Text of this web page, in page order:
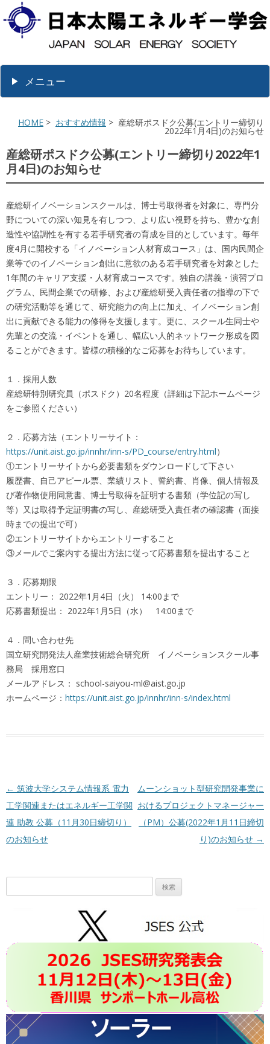
メニュー
HOME > おすすめ情報 > 産総研ポスドク公募(エントリー締切り
2022年1月4日)のお知らせ
産総研ポスドク公募(エントリー締切り2022年1
月4日)のお知らせ
産総研イノベーションスクールは、博士号取得者を対象に、専門分
野についての深い知見を有しつつ、より広い視野を持ち、豊かな創
造性や協調性を有する若手研究者の育成を目的としています。毎年
度4月に開校する「イノベーション人材育成コース」は、国内民間企
業等でのイノベーション創出に意欲のある若手研究者を対象とした
1年間のキャリア支援・人材育成コースです。独自の講義・演習プロ
グラム、民間企業での研修、および産総研受入責任者の指導の下で
の研究活動等を通じて、研究能力の向上に加え、イノベーション創
出に貢献できる能力の修得を支援します。更に、スクール生同士や
先輩との交流・イベントを通し、幅広い人的ネットワーク形成を図
ることができます。皆様の積極的なご応募をお待ちしています。
１．採用人数
産総研特別研究員（ポスドク）20名程度（詳細は下記ホームページ
をご参照ください）
２．応募方法（エントリーサイト：
https://unit.aist.go.jp/innhr/inn-s/PD_course/entry.html）
①エントリーサイトから必要書類をダウンロードして下さい
履歴書、自己アピール票、業績リスト、誓約書、肖像、個人情報及
び著作物使用同意書、博士号取得を証明する書類（学位記の写し
等）又は取得予定証明書の写し、産総研受入責任者の確認書（面接
時までの提出で可）
②エントリーサイトからエントリーすること
③メールでご案内する提出方法に従って応募書類を提出すること
３．応募期限
エントリー： 2022年1月4日（火） 14:00まで
応募書類提出： 2022年1月5日（水） 14:00まで
４．問い合わせ先
国立研究開発法人産業技術総合研究所 イノベーションスクール事
務局 採用窓口
メールアドレス： school-saiyou-ml@aist.go.jp
ホームページ： https://unit.aist.go.jp/innhr/inn-s/index.html
投稿ナビゲーション
← 筑波⼤学システム情報系 電⼒
⼯学関連またはエネルギー⼯学関
連 助教 公募（11月30日締切り）
のお知らせ
ムーンショット型研究開発事業に
おけるプロジェクトマネージャー
（PM）公募(2022年1月11日締切
り)のお知らせ →
索: